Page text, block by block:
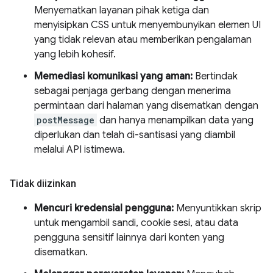
Menyematkan layanan pihak ketiga dan
menyisipkan CSS untuk menyembunyikan elemen UI
yang tidak relevan atau memberikan pengalaman
yang lebih kohesif.
Memediasi komunikasi yang aman: Bertindak
sebagai penjaga gerbang dengan menerima
permintaan dari halaman yang disematkan dengan
postMessage dan hanya menampilkan data yang
diperlukan dan telah di-santisasi yang diambil
melalui API istimewa.
Tidak diizinkan
Mencuri kredensial pengguna: Menyuntikkan skrip
untuk mengambil sandi, cookie sesi, atau data
pengguna sensitif lainnya dari konten yang
disematkan.